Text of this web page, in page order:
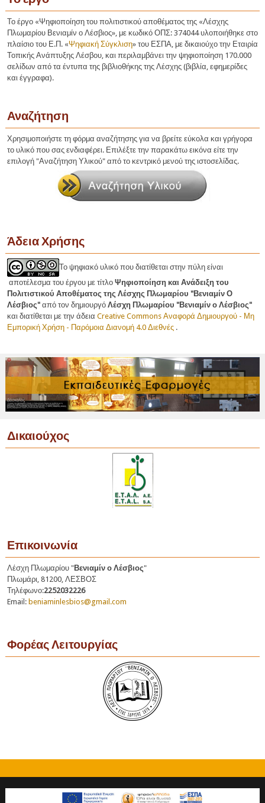
Το έργο «Ψηφιοποίηση του πολιτιστικού αποθέματος της «Λέσχης
Πλωμαρίου Βενιαμίν ο Λέσβιος», με κωδικό ΟΠΣ: 374044 υλοποιήθηκε στο
πλαίσιο του Ε.Π. «Ψηφιακή Σύγκλιση» του ΕΣΠΑ, με δικαιούχο την Εταιρία
Τοπικής Ανάπτυξης Λέσβου, και περιλαμβάνει την ψηφιοποίηση 170.000
σελίδων από τα έντυπα της βιβλιοθήκης της Λέσχης (βιβλία, εφημερίδες
και έγγραφα).
Αναζήτηση
Χρησιμοποιήστε τη φόρμα αναζήτησης για να βρείτε εύκολα και γρήγορα
το υλικό που σας ενδιαφέρει. Επιλέξτε την παρακάτω εικόνα είτε την
επιλογή "Αναζήτηση Υλικού" από το κεντρικό μενού της ιστοσελίδας.
Άδεια Χρήσης
Το ψηφιακό υλικό που διατίθεται στην πύλη είναι
αποτέλεσμα του έργου με τίτλο Ψηφιοποίηση και Ανάδειξη του
Πολιτιστικού Αποθέματος της Λέσχης Πλωμαρίου "Βενιαμίν Ο
Λέσβιος"από τον δημιουργό Λέσχη Πλωμαρίου "Βενιαμίν ο Λέσβιος"
και διατίθεται με την άδεια Creative Commons Αναφορά Δημιουργού - Μη
Εμπορική Χρήση - Παρόμοια Διανομή 4.0 Διεθνές .
Δικαιούχος
Επικοινωνία
Λέσχη Πλωμαρίου "Βενιαμίν ο Λέσβιος"
Πλωμάρι, 81200, ΛΕΣΒΟΣ
Τηλέφωνο:2252032226
Email: beniaminlesbios@gmail.com
Φορέας Λειτουργίας